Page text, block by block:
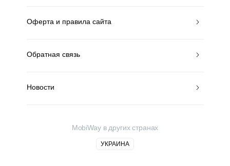
Оферта и правила сайта
Обратная связь
Новости
MobiWay в других странах
УКРАИНА